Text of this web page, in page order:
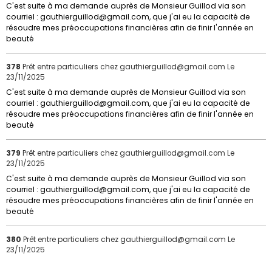
C'est suite à ma demande auprès de Monsieur Guillod via son
courriel : gauthierguillod@gmail.com, que j'ai eu la capacité de
résoudre mes préoccupations financières afin de finir l'année en
beauté
378 Prêt entre particuliers chez gauthierguillod@gmail.com Le
23/11/2025
C'est suite à ma demande auprès de Monsieur Guillod via son
courriel : gauthierguillod@gmail.com, que j'ai eu la capacité de
résoudre mes préoccupations financières afin de finir l'année en
beauté
379 Prêt entre particuliers chez gauthierguillod@gmail.com Le
23/11/2025
C'est suite à ma demande auprès de Monsieur Guillod via son
courriel : gauthierguillod@gmail.com, que j'ai eu la capacité de
résoudre mes préoccupations financières afin de finir l'année en
beauté
380 Prêt entre particuliers chez gauthierguillod@gmail.com Le
23/11/2025